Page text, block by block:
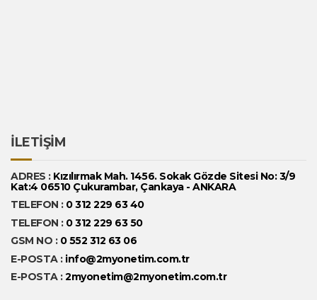
İLETİŞİM
ADRES : Kızılırmak Mah. 1456. Sokak Gözde Sitesi No: 3/9
Kat:4 06510 Çukurambar, Çankaya - ANKARA
TELEFON :0 312 229 63 40
TELEFON : 0 312 229 63 50
GSM NO : 0 552 312 63 06
E-POSTA : info@2myonetim.com.tr
E-POSTA :2myonetim@2myonetim.com.tr